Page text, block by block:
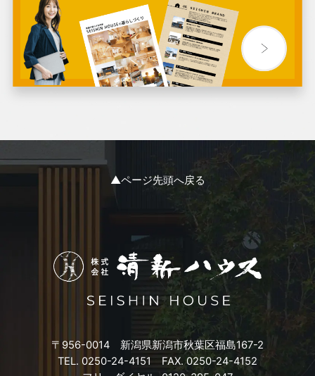
2024年3月
2024年2月
2023年11月
2023年8月
2023年6月
▲ページ先頭へ戻る
〒956-0014 新潟県新潟市秋葉区福島167-2
TEL. 0250-24-4151 FAX. 0250-24-4152